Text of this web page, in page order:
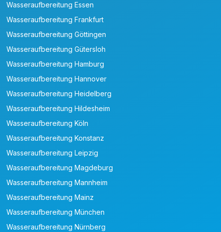
Wasseraufbereitung Essen
Wasseraufbereitung Frankfurt
Wasseraufbereitung Göttingen
Wasseraufbereitung Gütersloh
Wasseraufbereitung Hamburg
Wasseraufbereitung Hannover
Wasseraufbereitung Heidelberg
Wasseraufbereitung Hildesheim
Wasseraufbereitung Köln
Wasseraufbereitung Konstanz
Wasseraufbereitung Leipzig
Wasseraufbereitung Magdeburg
Wasseraufbereitung Mannheim
Wasseraufbereitung Mainz
Wasseraufbereitung München
Wasseraufbereitung Nürnberg